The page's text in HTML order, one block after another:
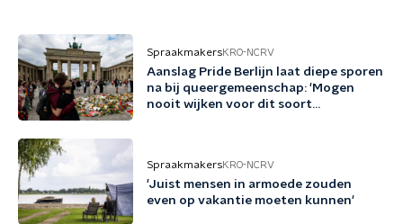
SpraakmakersKRO-NCRV
Aanslag Pride Berlijn laat diepe sporen
na bij queergemeenschap: 'Mogen
nooit wijken voor dit soort
SpraakmakersKRO-NCRV
'Juist mensen in armoede zouden
even op vakantie moeten kunnen'